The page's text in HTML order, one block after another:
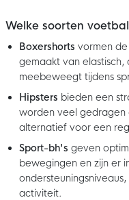
Welke soorten
Boxershorts vormen
gemaakt van
meebeweegt tijdens
Hipsters bieden een
worden veel gedragen
alternatief voor een
Sport-bh's geven
bewegingen en zijn er
activiteit.